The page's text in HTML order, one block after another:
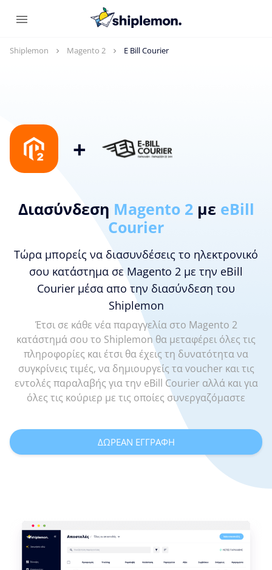
Shiplemon Magento 2 E Bill Courier
+
Διασύνδεση Magento 2 με eBill
Courier
Τώρα μπορείς να διασυνδέσεις το ηλεκτρονικό
σου κατάστημα σε Magento 2 με την eBill
Courier μέσα απο την διασύνδεση του
Shiplemon
Έτσι σε κάθε νέα παραγγελία στο Magento 2
κατάστημά σου το Shiplemon θα μεταφέρει όλες τις
πληροφορίες και έτσι θα έχεις τη δυνατότητα να
συγκρίνεις τιμές, να δημιουργείς τα voucher και τις
εντολές παραλαβής για την eBill Courier αλλά και για
όλες τις κούριερ με τις οποίες συνεργαζόμαστε
ΔΩΡΕΑΝ ΕΓΓΡΑΦΗ